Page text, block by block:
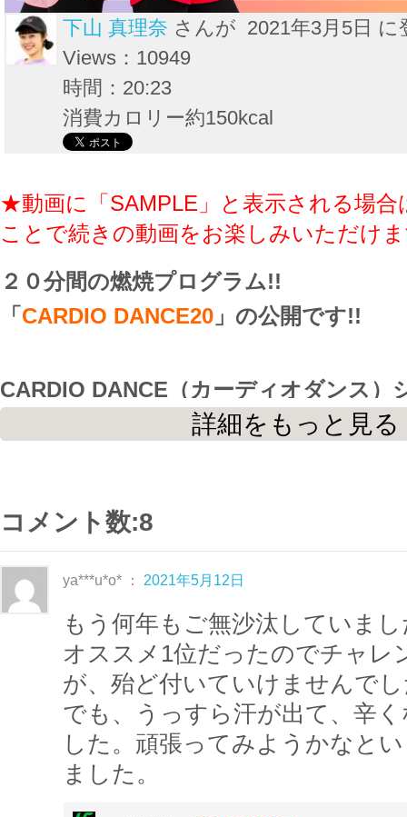
下山 真理奈 さんが 2021年3月5日 に
Views：10949
時間：20:23
消費カロリー約150kcal
★動画に「SAMPLE」と表示される場合
ことで続きの動画をお楽しみいただけ
２０分間の燃焼プログラム!!
「 CARDIO DANCE20 」の公開です!!
CARDIO DANCE（カーディオダンス）
１曲ごとに異なる振付を楽しめるＨＦ
き続けるので
最後までしっかり燃焼できるのが特徴
今回ははじめてダンス系エクササイズ
しめる、シンプルで覚えやすい振付で
まずは見たままマネしてみてください
動きに慣れてきたら、曲を楽しみながら
いて脂肪燃焼効果を高めていきましょ
詳細をもっと見る
コメント数:8
ya***u*o* ： 2021年5月12日
もう何年もご無沙汰していま
オススメ1位だったのでチャレ
が、殆ど付いていけませんで
でも、うっすら汗が出て、辛
した。頑張ってみようかなと
ました。